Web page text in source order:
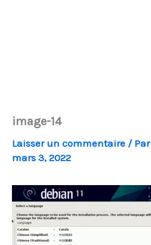
image-14
Laisser un commentaire / Par
mars 3, 2022